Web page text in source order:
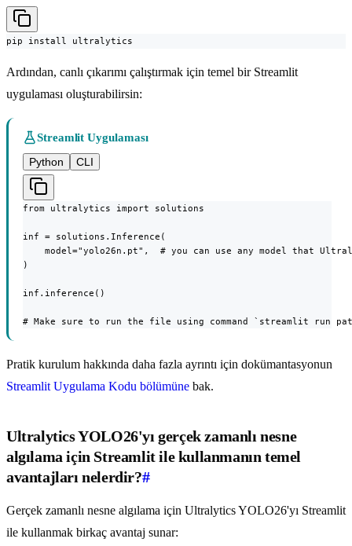
pip install ultralytics
Ardından, canlı çıkarımı çalıştırmak için temel bir Streamlit
uygulaması oluşturabilirsin:
Streamlit Uygulaması
Python
CLI
from ultralytics import solutions
inf = solutions.Inference(
model="yolo26n.pt",  # you can use any model that
)
inf.inference()
# Make sure to run the file using command `streamlit run
Pratik kurulum hakkında daha fazla ayrıntı için dokümantasyonun
Streamlit Uygulama Kodu bölümüne bak.
Ultralytics YOLO26'yı gerçek zamanlı nesne
algılama için Streamlit ile kullanmanın temel
avantajları nelerdir?#
Gerçek zamanlı nesne algılama için Ultralytics YOLO26'yı Streamlit
ile kullanmak birkaç avantaj sunar: